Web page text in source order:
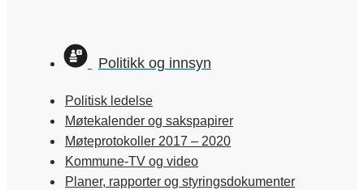
Politikk og innsyn
Politisk ledelse
Møtekalender og sakspapirer
Møteprotokoller 2017 – 2020
Kommune-TV og video
Planer, rapporter og styringsdokumenter